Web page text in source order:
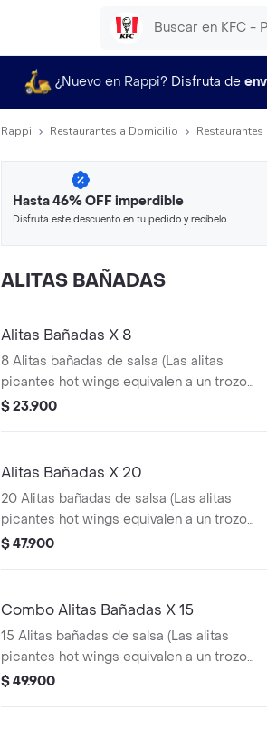
¿Nuevo en Rappi? Disfruta de
Rappi Restaurantes a Domicilio Restaurantes
Hasta 46% OFF imperdible
Disfruta este descuento en tu pedido y recíbelo
ALITAS BAÑADAS
Alitas Bañadas X 8
8 Alitas bañadas de salsa (Las alitas
picantes hot wings equivalen a un trozo
de ala)
$ 23.900
Alitas Bañadas X 20
20 Alitas bañadas de salsa (Las alitas
picantes hot wings equivalen a un trozo
de ala)
$ 47.900
Combo Alitas Bañadas X 15
15 Alitas bañadas de salsa (Las alitas
picantes hot wings equivalen a un trozo
de ala) + 2 Papa Pequeña + 2 Gaseosa Pet
$ 49.900